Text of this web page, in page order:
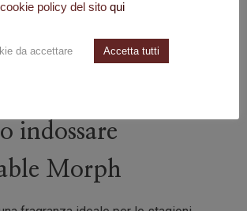
bacche di vaniglia regalano una
alla composizione e l'ambra
una sensualità raffinata che rende la
e inconfondibile.
indossare
Morph
policy del sito qui
da accettare Accetta tutti